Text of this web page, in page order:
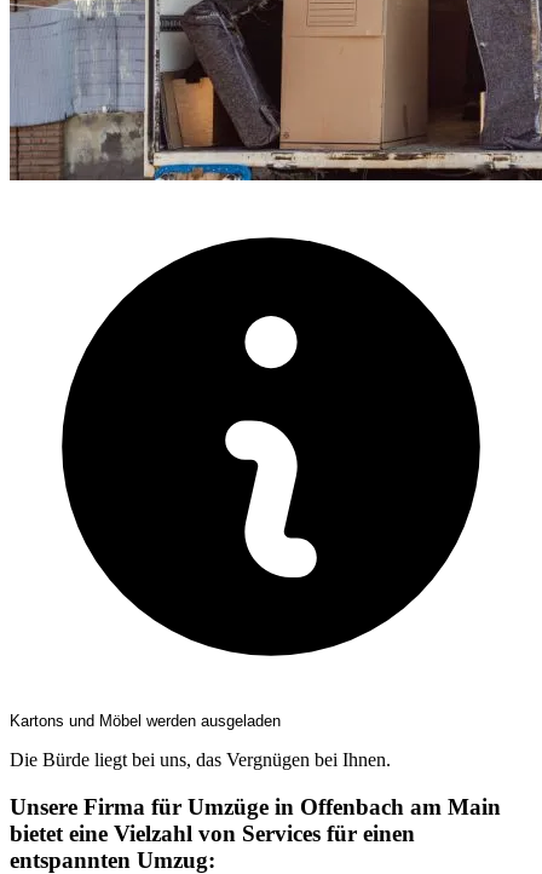
Kartons und Möbel werden ausgeladen
Die Bürde liegt bei uns, das Vergnügen bei Ihnen.
Unsere Firma für Umzüge in Offenbach am Main
bietet eine Vielzahl von Services für einen
entspannten Umzug: